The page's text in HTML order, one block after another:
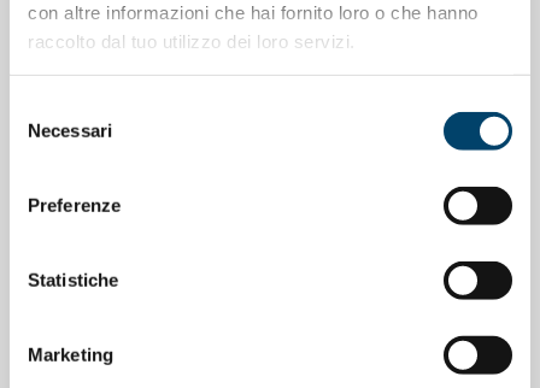
con altre informazioni che hai fornito loro o che hanno
raccolto dal tuo utilizzo dei loro servizi.
delNecessari
Preferenze
Statistiche
Marketing
La salute cardiovascolare nelle donne